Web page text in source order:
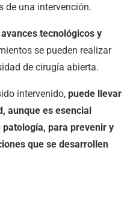
de una intervención.
tecnológicos y
se pueden realizar
de cirugía abierta.
intervenido, puede llevar
aunque es esencial
para prevenir y
que se desarrollen